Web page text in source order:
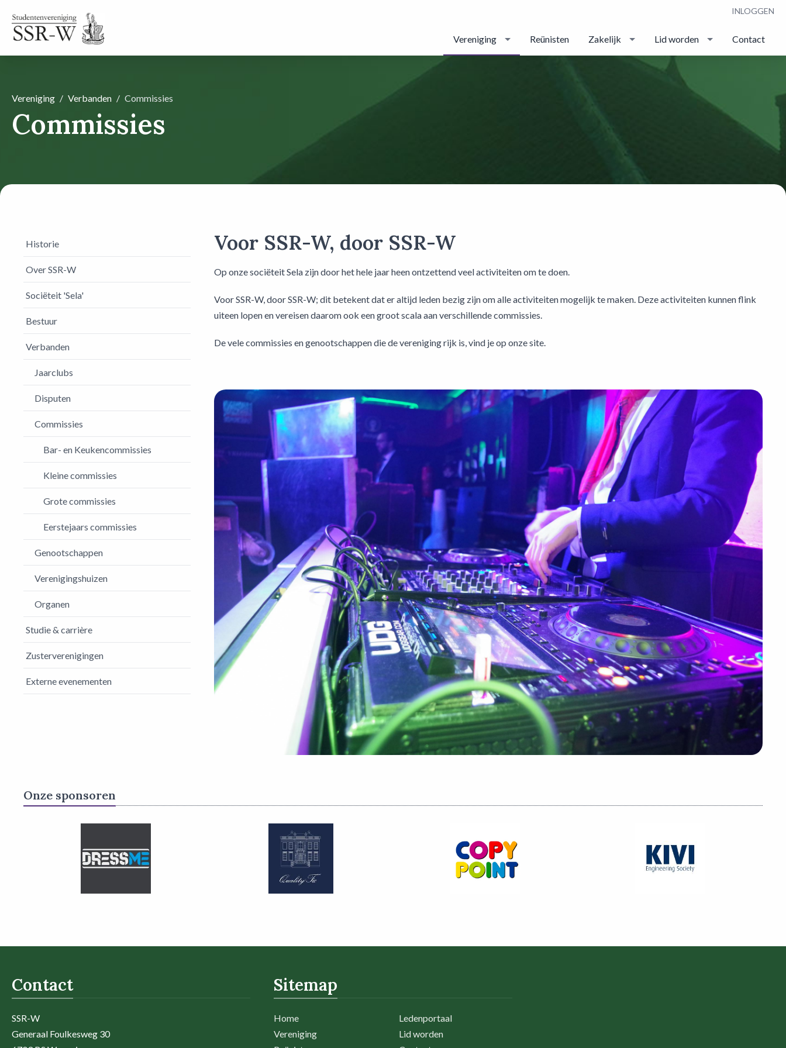
INLOGGEN
Vereniging Reünisten Zakelijk Lid worden Contact
Vereniging Verbanden Commissies
Commissies
Historie
Over SSR-W
Sociëteit 'Sela'
Bestuur
Verbanden
Jaarclubs
Disputen
Commissies
Bar- en Keukencommissies
Kleine commissies
Grote commissies
Eerstejaars commissies
Genootschappen
Verenigingshuizen
Organen
Studie & carrière
Zusterverenigingen
Externe evenementen
Voor SSR-W, door SSR-W
Op onze sociëteit Sela zijn door het hele jaar heen ontzettend veel activiteiten om te doen.
Voor SSR-W, door SSR-W; dit betekent dat er altijd leden bezig zijn om alle activiteiten mogelijk te maken. Deze activiteiten kunnen flink
uiteen lopen en vereisen daarom ook een groot scala aan verschillende commissies.
De vele commissies en genootschappen die de vereniging rijk is, vind je op onze site.
Onze sponsoren
Contact
SSR-W
Generaal Foulkesweg 30
Sitemap
Home
Vereniging
Ledenportaal
Lid worden